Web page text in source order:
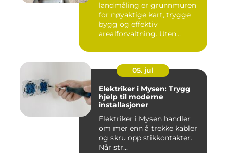
landmåling er grunnmuren
for nøyaktige kart, trygge
bygg og effektiv
arealforvaltning. Uten
05. jul
Elektriker i Mysen: Trygg
hjelp til moderne
installasjoner
Elektriker i Mysen handler
om mer enn å trekke kabler
og skru opp stikkontakter.
Når str...